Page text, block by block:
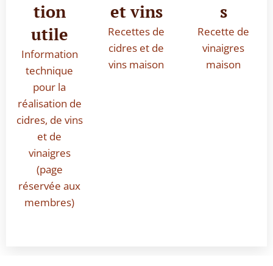
tion
utile
Information
technique
pour la
réalisation de
cidres, de vins
et de
vinaigres
(page
réservée aux
membres)
et vins
Recettes de
cidres et de
vins maison
s
Recette de
vinaigres
maison